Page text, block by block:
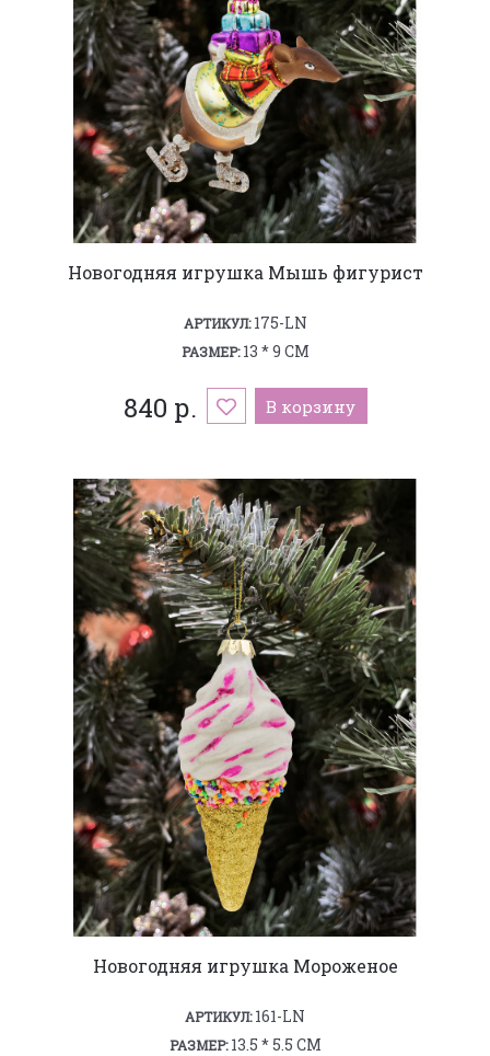
Новогодняя игрушка Мышь фигурист
АРТИКУЛ:175-LN
РАЗМЕР:13 * 9 СМ
840 р. В корзину
Новогодняя игрушка Мороженое
АРТИКУЛ:161-LN
РАЗМЕР:13.5 * 5.5 СМ